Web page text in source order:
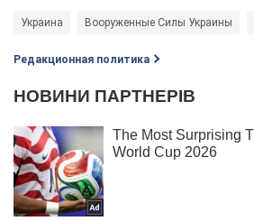
Украина Вооруженные Силы Украины
Редакционная политика